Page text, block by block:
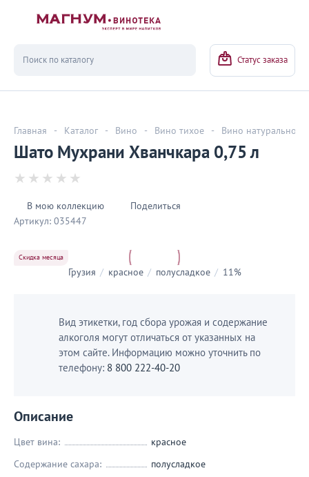
Статус заказа
Главная - Каталог - Вино - Вино тихое - Вино натуральное
Шато Мухрани Хванчкара 0,75 л
В мою коллекцию
Поделиться
Артикул: 035447
Скидка месяца
Грузия / красное / полусладкое / 11%
Вид этикетки, год сбора урожая и содержание
алкоголя могут отличаться от указанных на
этом сайте. Информацию можно уточнить по
телефону: 8 800 222-40-20
Описание
Цвет вина:
красное
Содержание сахара:
полусладкое